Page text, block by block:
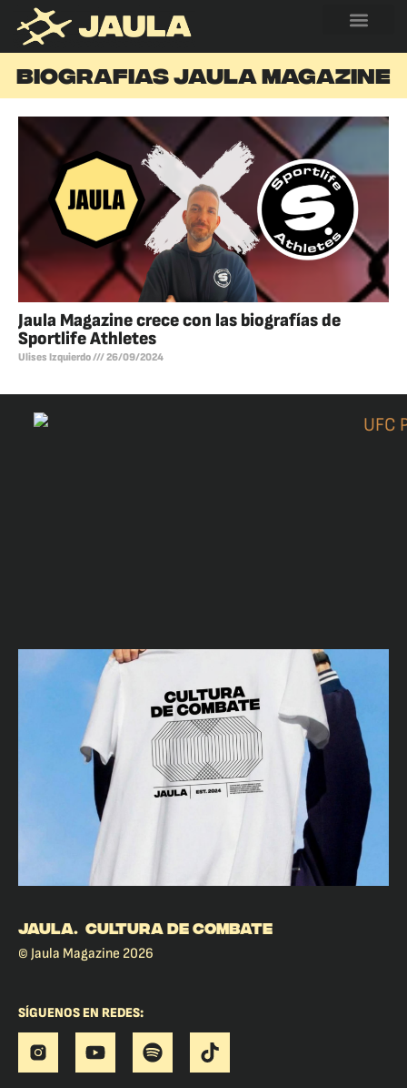
BIOGRAFIAS JAULA MAGAZINE
Jaula Magazine crece con las biografías de
Sportlife Athletes
Ulises Izquierdo 26/09/2024
JAULA. CULTURA DE COMBATE
© Jaula Magazine 2026
SÍGUENOS EN REDES: